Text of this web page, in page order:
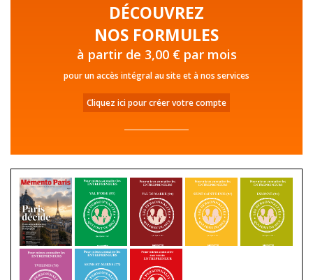
DÉCOUVREZ
NOS FORMULES
à partir de 3,00 € par mois
pour un accès intégral au site et à nos services
Cliquez ici pour créer votre compte